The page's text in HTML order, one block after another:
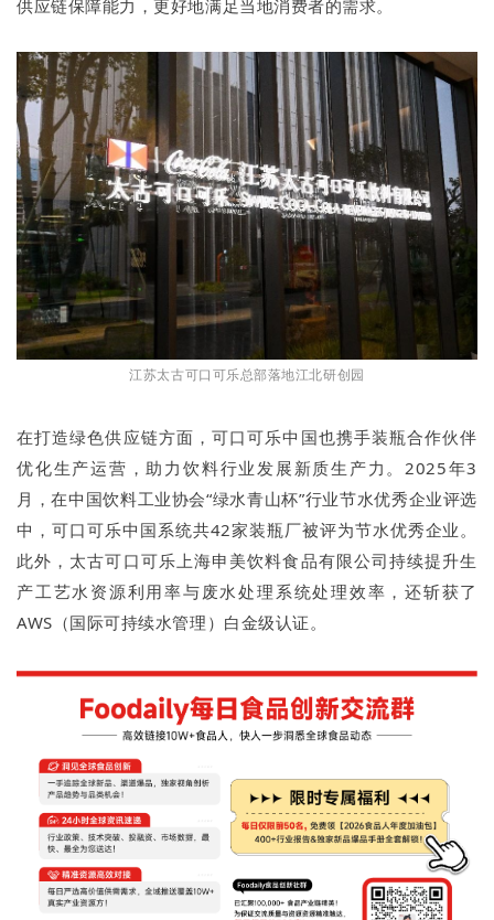
供应链保障能力，更好地满足当地消费者的需求。
江苏太古可口可乐总部落地江北研创园
在打造绿色供应链方面，可口可乐中国也携手装瓶合作伙伴
优化生产运营，助力饮料行业发展新质生产力。2025年3
月，在中国饮料工业协会“绿水青山杯”行业节水优秀企业评选
中，可口可乐中国系统共42家装瓶厂被评为节水优秀企业。
此外，太古可口可乐上海申美饮料食品有限公司持续提升生
产工艺水资源利用率与废水处理系统处理效率，还斩获了
AWS（国际可持续水管理）白金级认证。